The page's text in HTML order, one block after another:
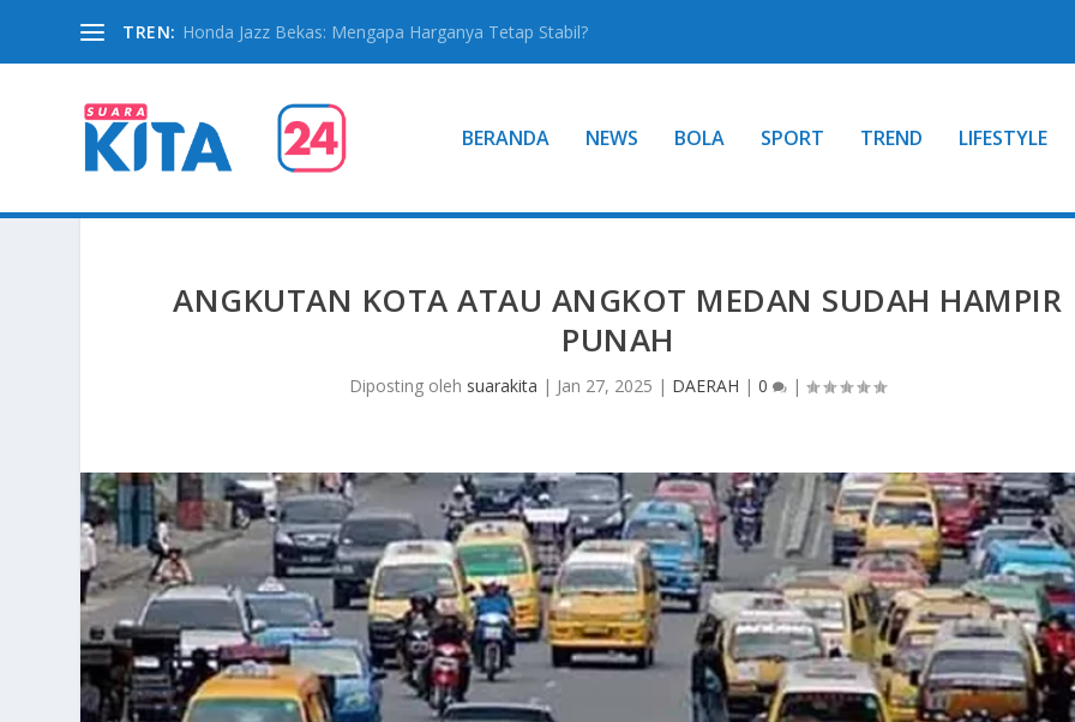
TREN: Honda Jazz Bekas: Mengapa Harganya Tetap Stabil?
BERANDA NEWS BOLA SPORT TREND LIFESTYLE
ANGKUTAN KOTA ATAU ANGKOT MEDAN SUDAH HAMPIR
PUNAH
Diposting oleh suarakita | Jan 27, 2025 | DAERAH |0 |